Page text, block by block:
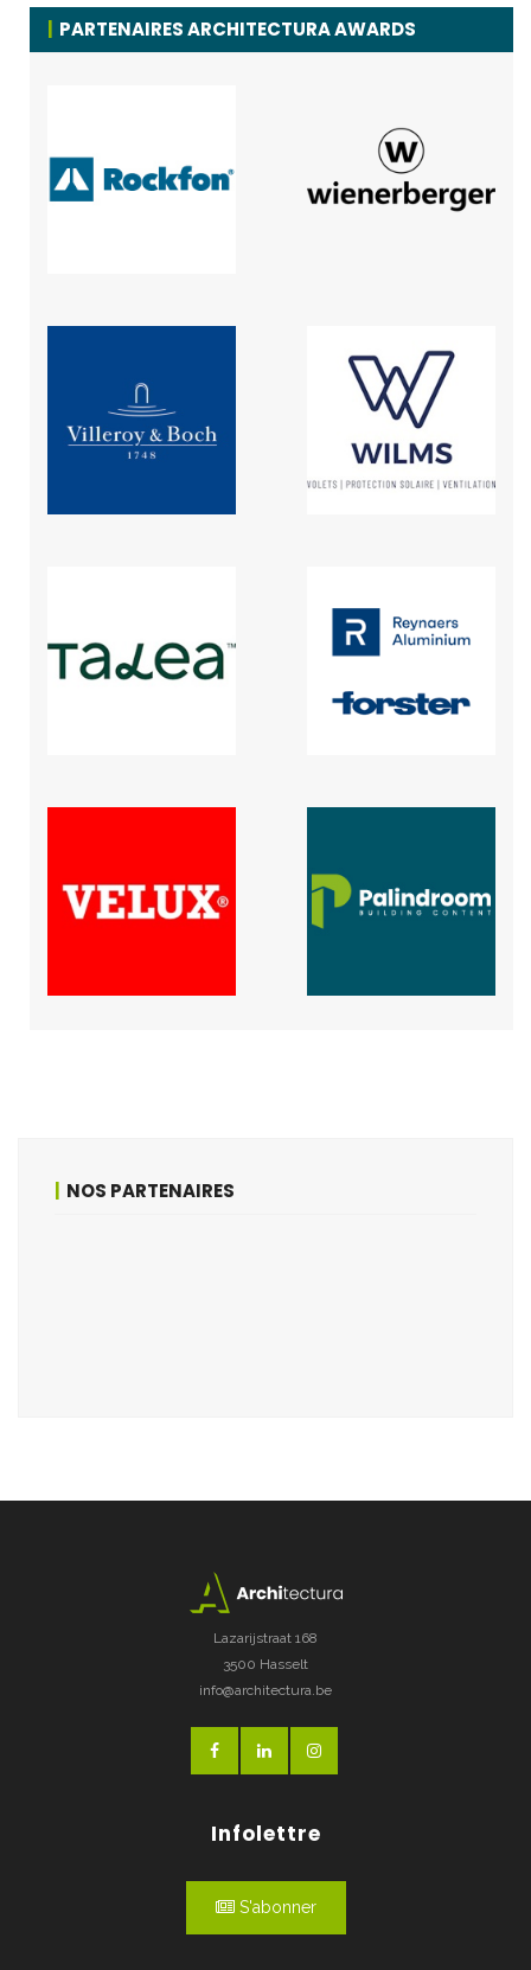
PARTENAIRES ARCHITECTURA AWARDS
NOS PARTENAIRES
Lazarijstraat 168
3500 Hasselt
info@architectura.be
Infolettre
S'abonner